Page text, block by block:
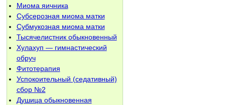
Миома яичника
Субсерозная миома матки
Субмукозная миома матки
Тысячелистник обыкновенный
Хулахуп — гимнастический
обруч
Фитотерапия
Успокоительный (седативный)
сбор №2
Душица обыкновенная